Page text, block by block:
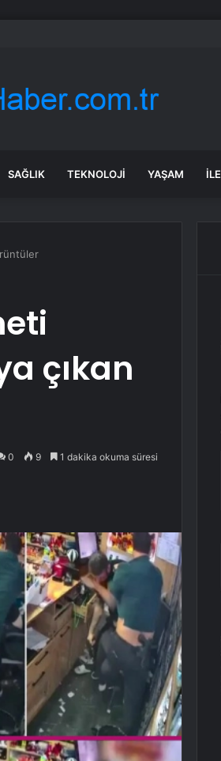
SAĞLIK TEKNOLOJI YAŞAM
çıkan
0 9 1 dakika okuma süresi